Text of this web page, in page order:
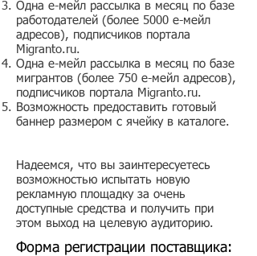
Одна е-мейл рассылка в месяц по базе
работодателей (более 5000 е-мейл
адресов), подписчиков портала
Migranto.ru.
Одна е-мейл рассылка в месяц по базе
мигрантов (более 750 е-мейл адресов),
подписчиков портала Migranto.ru.
Возможность предоставить готовый
баннер размером с ячейку в каталоге.
Надеемся, что вы заинтересуетесь
возможностью испытать новую
рекламную площадку за очень
доступные средства и получить при
этом выход на целевую аудиторию.
Форма регистрации поставщика: